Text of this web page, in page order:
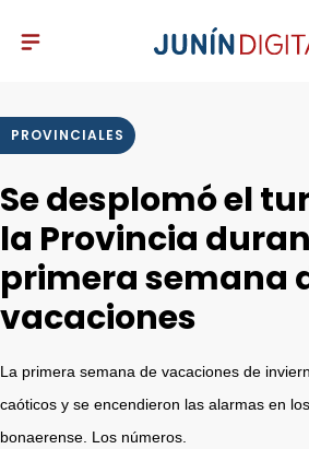
PROVINCIALES
Se desplomó el
la Provincia
primera semana
vacaciones
La primera semana de vacaciones de
caóticos y se encendieron las alarmas en
bonaerense. Los números.